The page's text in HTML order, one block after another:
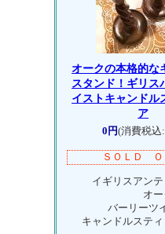
オークの本格的な
スタンド！ ギリス
イストキャンドル
ア
0円(消費税込
ＳＯＬＤ Ｏ
イギリスアン
オー
バーリーツ
キャンドルステ